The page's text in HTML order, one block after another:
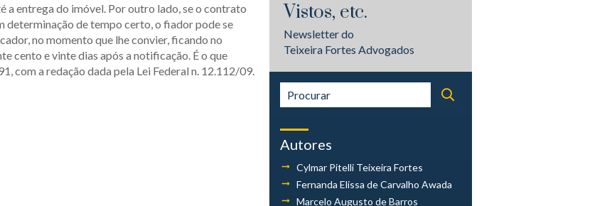
a entrega do imóvel. Por outro lado, se o contrato
determinação de tempo certo, o fiador pode se
no momento que lhe convier, ficando no
cento e vinte dias após a notificação. É o que
com a redação dada pela Lei Federal n. 12.112/09.
Vistos, etc.
Newsletter do
Teixeira Fortes Advogados
Autores
Cylmar Pitelli Teixeira Fortes
Fernanda Elissa de Carvalho Awada
Marcelo Augusto de Barros